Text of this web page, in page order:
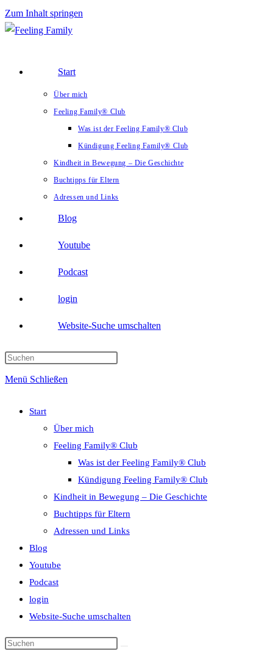
Zum Inhalt springen
Start
Über mich
Feeling Family® Club
Was ist der Feeling Family® Club
Kündigung Feeling Family® Club
Kindheit in Bewegung – Die Geschichte
Buchtipps für Eltern
Adressen und Links
Blog
Youtube
Podcast
login
Website-Suche umschalten
Menü Schließen
Start
Über mich
Feeling Family® Club
Was ist der Feeling Family® Club
Kündigung Feeling Family® Club
Kindheit in Bewegung – Die Geschichte
Buchtipps für Eltern
Adressen und Links
Blog
Youtube
Podcast
login
Website-Suche umschalten